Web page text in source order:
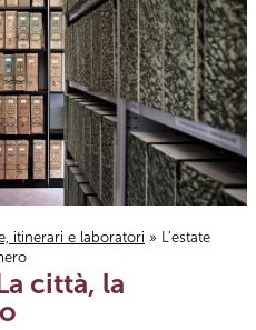
itinerari e laboratori » L’estate
città, la